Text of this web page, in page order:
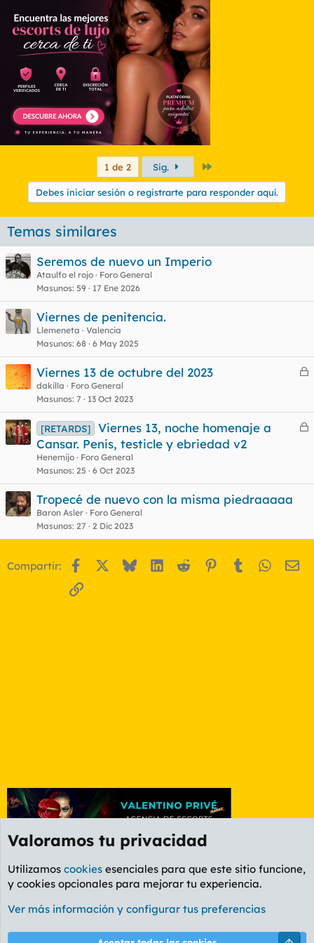
1 de 2 Sig.
Debes iniciar sesión o registrarte para responder aquí.
Temas similares
Seremos de nuevo un Imperio
Ataulfo el rojo
Foro General
Masunos 59 17 Ene 2026
Viernes de penitencia.
Llemeneta
Valencia
Masunos 68 6 May 2025
C
r
a
Viernes 13 de octubre del 2023
dakilla
Foro General
Masunos 7 13 Oct 2023
C
a
[RETARDS]
Viernes 13, noche homenaje a
Cansar. Penis, testicle y ebriedad v2
Henemijo
Foro General
Masunos 25 6 Oct 2023
Tropecé de nuevo con la misma piedraaaaa
Baron Asler
Foro General
Masunos 27 2 Dic 2023
Compartir: Facebook BlueskyLinkedIn
Reddit Pinterest
Tumblr
Enlace
Foro General
Cookies
PL OLDSTYLE AMARILLO
Valoramos tu privacidad
Utilizamos cookies esenciales para que este sitio funcione,
y cookies opcionales para mejorar tu experiencia.
Ver más información y configurar tus preferencias